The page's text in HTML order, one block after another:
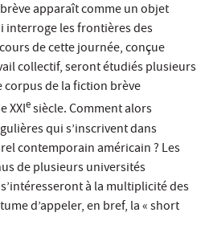
apparaît comme un objet
les frontières des
de cette journée, conçue
collectif, seront étudiés plusieurs
corpus de la fiction brève
XXIesiècle. Comment alors
qui s’inscrivent dans
contemporain américain ? Les
de plusieurs universités
à la multiplicité des
d’appeler, en bref, la « short